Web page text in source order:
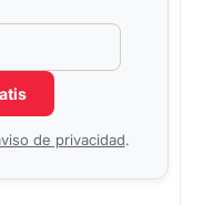
este campo
de privacidad.